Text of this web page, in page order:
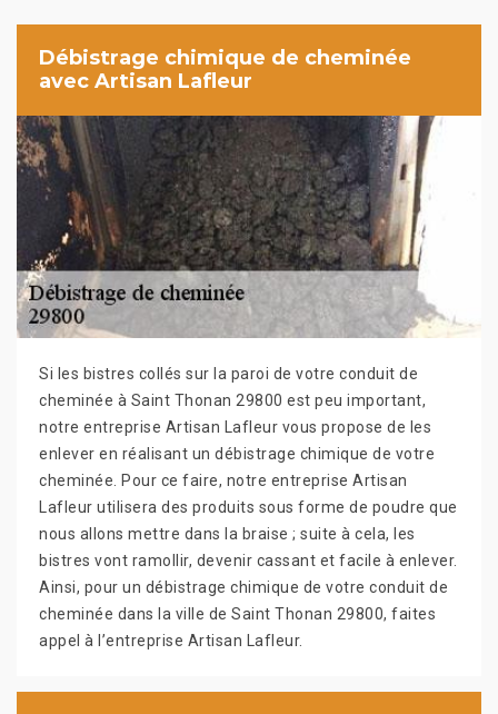
Débistrage chimique de cheminée
avec Artisan Lafleur
Si les bistres collés sur la paroi de votre conduit de
cheminée à Saint Thonan 29800 est peu important,
notre entreprise Artisan Lafleur vous propose de les
enlever en réalisant un débistrage chimique de votre
cheminée. Pour ce faire, notre entreprise Artisan
Lafleur utilisera des produits sous forme de poudre que
nous allons mettre dans la braise ; suite à cela, les
bistres vont ramollir, devenir cassant et facile à enlever.
Ainsi, pour un débistrage chimique de votre conduit de
cheminée dans la ville de Saint Thonan 29800, faites
appel à l’entreprise Artisan Lafleur.